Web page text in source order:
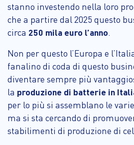
stanno investendo nella loro
che a partire dal 2025 questo
circa 250 mila euro l’anno.
Non per questo l’Europa e
fanalino di coda di questo
diventare sempre più
la produzione di batterie in
per lo più si assemblano le
ma si sta cercando di
stabilimenti di produzione di